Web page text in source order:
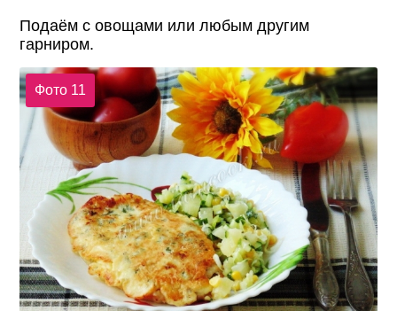
Подаём с овощами или любым другим
гарниром.
Фото 11